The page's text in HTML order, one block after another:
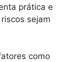
prática e
sejam
como